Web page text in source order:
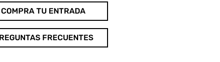
COMPRA TU ENTRADA
FRECUENTES